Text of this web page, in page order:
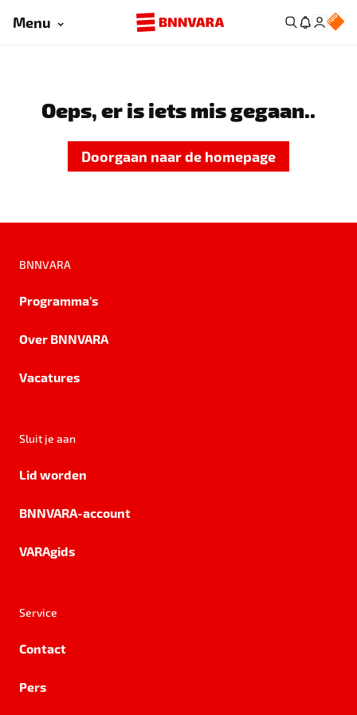
Menu
Oeps, er is iets mis gegaan..
Doorgaan naar de homepage
BNNVARA
Programma's
Over BNNVARA
Vacatures
Sluit je aan
Lid worden
BNNVARA-account
VARAgids
Service
Contact
Pers